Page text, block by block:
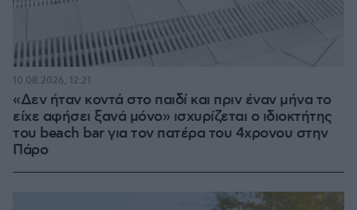
«Δεν ήταν κοντά στο παιδί και πριν έναν μήνα το
είχε αφήσει ξανά μόνο» ισχυρίζεται ο ιδιοκτήτης
του beach bar για τον πατέρα του 4χρονου στην
Πάρο
10.08.2026, 12:21